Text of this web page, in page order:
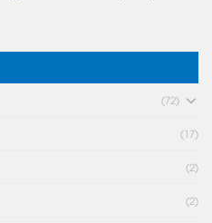
(72)
(17)
(2)
(2)